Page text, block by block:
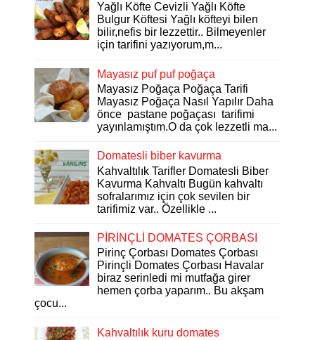
Yağlı Köfte Cevizli Yağlı Köfte
Bulgur Köftesi Yağlı köfteyi bilen
bilir,nefis bir lezzettir.. Bilmeyenler
için tarifini yazıyorum,m...
Mayasız puf puf poğaça
Mayasız Poğaça Poğaça Tarifi
Mayasız Poğaça Nasıl Yapılır Daha
önce pastane poğaçası tarifimi
yayınlamıştım.O da çok lezzetli ma...
Domatesli biber kavurma
Kahvaltılık Tarifler Domatesli Biber
Kavurma Kahvaltı Bugün kahvaltı
sofralarımız için çok sevilen bir
tarifimiz var.. Özellikle ...
PİRİNÇLİ DOMATES ÇORBASI
Pirinç Çorbası Domates Çorbası
Pirinçli Domates Çorbası Havalar
biraz serinledi mi mutfağa girer
hemen çorba yaparım.. Bu akşam
çocu...
Kahvaltılık kuru domates